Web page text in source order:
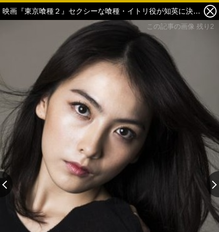
映画『東京喰種２』セクシーな喰種・イトリ役が知英に決定「窪田正孝さんにはとても助けていただきました」 3枚目の写真・画像
この記事の画像 残り2